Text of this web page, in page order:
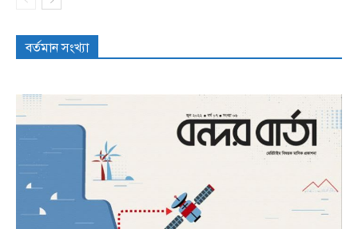
বর্তমান সংখ্যা